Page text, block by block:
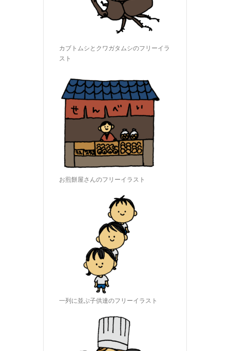
カブトムシとクワガタムシのフリーイラ
スト
お煎餅屋さんのフリーイラスト
一列に並ぶ子供達のフリーイラスト